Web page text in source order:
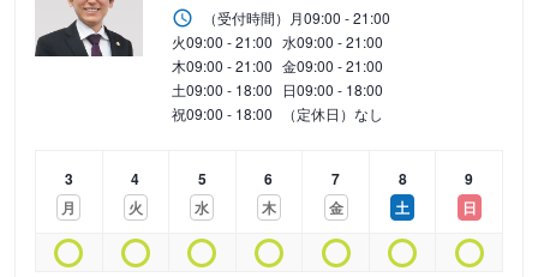
（受付時間） 月09:00 - 21:00
火09:00 - 21:00 水09:00 - 21:00
木09:00 - 21:00 金09:00 - 21:00
土09:00 - 18:00 日09:00 - 18:00
祝09:00 - 18:00 （定休日）なし
3
月
4
火
5
水
6
木
7
金
8
土
9
日